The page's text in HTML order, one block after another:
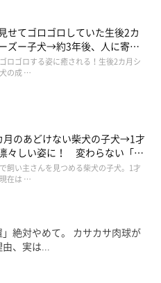
さくらちゃん
ちゃんの様子もお聞きしまし
緒に車で公園に行きます。そし
に登る、高いところが好きなわ
せてゴロゴロしていた生後2カ
ズー子犬→約3年後、人に寄り
いコに成長した姿にほっこり
ロゴロする姿に癒される！生後2カ月シ
の成 …
月のあどけない柴犬の子犬→1才
々しい姿に！ 変わらない「く
めめ」にもほっこり
飼い主さんを見つめる柴犬の子犬。1才
在は …
」絶対やめて。 カサカサ肉球が
、実は...